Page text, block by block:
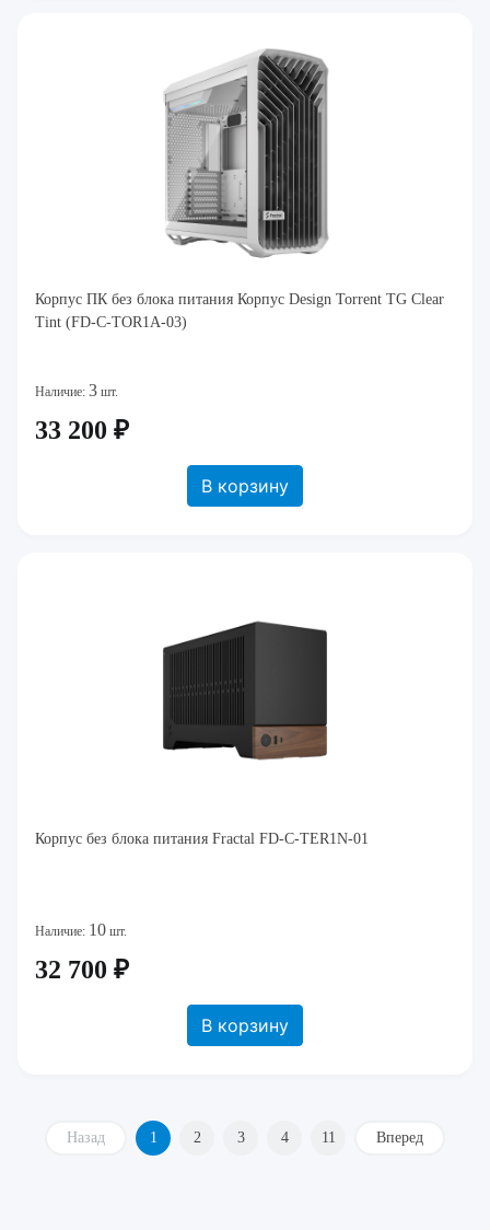
Корпус ПК без блока питания Корпус Design Torrent TG Clear
Tint (FD-C-TOR1A-03)
Наличие: 3 шт.
33 200 ₽
В корзину
Корпус без блока питания Fractal FD-C-TER1N-01
Наличие: 10 шт.
32 700 ₽
В корзину
Назад 1 2 3 4 11 Вперед